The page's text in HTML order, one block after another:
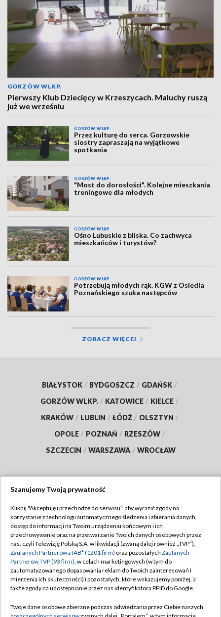
GORZÓW WLKP.
Pierwszy Klub Dziecięcy w Krzeszycach. Maluchy ruszą
już we wrześniu
GORZÓW WLKP.
Przez kulturę do serca. Gorzowskie
siostry zapraszają na wyjątkowe
spotkania
GORZÓW WLKP.
"Most do dorosłości". Kolejne mieszkania
treningowe dla młodych
GORZÓW WLKP.
Ośno Lubuskie z bliska. Co zachwyca
mieszkańców i turystów?
GORZÓW WLKP.
Potrzebują młodych rąk. KGW z Osiedla
Poznańskiego szuka następców
ZOBACZ WIĘCEJ
BIAŁYSTOK / BYDGOSZCZ / GDAŃSK /
GORZÓW WLKP. / KATOWICE / KIELCE /
KRAKÓW / LUBLIN / ŁÓDŹ / OLSZTYN /
OPOLE / POZNAŃ / RZESZÓW /
SZCZECIN / WARSZAWA / WROCŁAW
TVP
Abonament TVP
Emisja w TVP
Centrum informacji TVP
Naziemna Telewizja Cyfrowa
Rada Programowa
Regulamin TVP
Polityka prywatności
Moje zgody
Pomoc
Szanujemy Twoją prywatność
Kliknij "Akceptuję i przechodzę do serwisu", aby wyrazić zgody na
korzystanie z technologii automatycznego śledzenia i zbierania danych,
dostęp do informacji na Twoim urządzeniu końcowym i ich
przechowywanie oraz na przetwarzanie Twoich danych osobowych przez
nas, czyli Telewizję Polską S.A. w likwidacji (zwaną dalej również „TVP”),
Zaufanych Partnerów z IAB* (1201 firm) oraz pozostałych Zaufanych
Partnerów TVP (93 firm), w celach marketingowych (w tym do
zautomatyzowanego dopasowania reklam do Twoich zainteresowań i
mierzenia ich skuteczności) i pozostałych, które wskazujemy poniżej, a
także zgody na udostępnianie przez nas identyfikatora PPID do Google.
Twoje dane osobowe zbierane podczas odwiedzania przez Ciebie naszych